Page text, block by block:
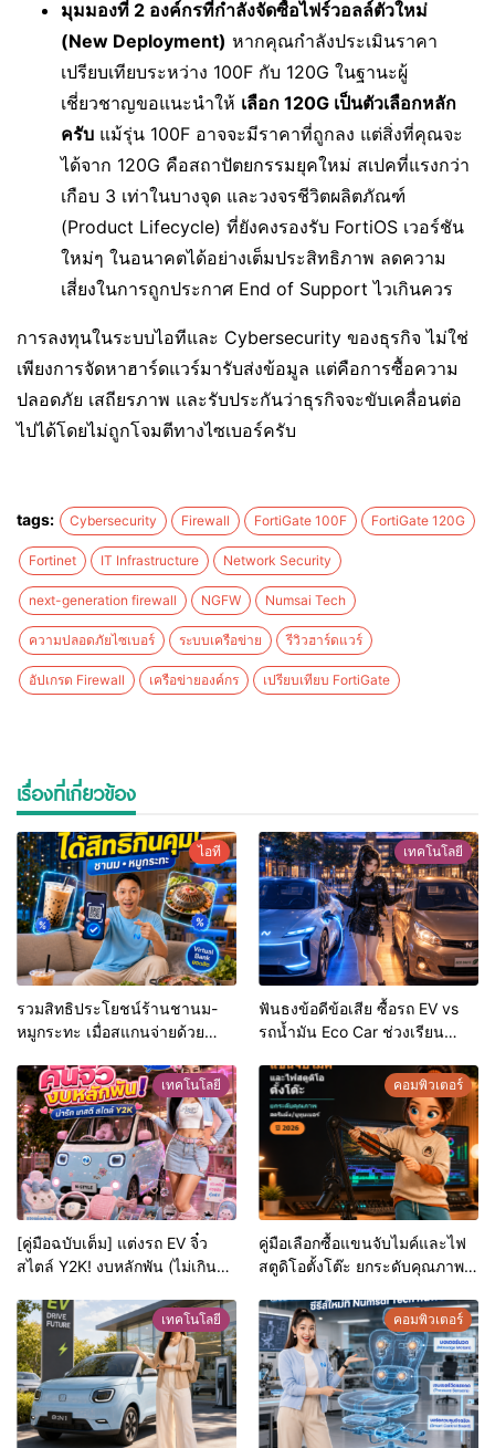
มุมมองที่ 2 องค์กรที่กำลังจัดซื้อไฟร์วอลล์ตัวใหม่
(New Deployment) หากคุณกำลังประเมินราคา
เปรียบเทียบระหว่าง 100F กับ 120G ในฐานะผู้
เชี่ยวชาญขอแนะนำให้ เลือก 120G เป็นตัวเลือกหลัก
ครับ แม้รุ่น 100F อาจจะมีราคาที่ถูกลง แต่สิ่งที่คุณจะ
ได้จาก 120G คือสถาปัตยกรรมยุคใหม่ สเปคที่แรงกว่า
เกือบ 3 เท่าในบางจุด และวงจรชีวิตผลิตภัณฑ์
(Product Lifecycle) ที่ยังคงรองรับ FortiOS เวอร์ชัน
ใหม่ๆ ในอนาคตได้อย่างเต็มประสิทธิภาพ ลดความ
เสี่ยงในการถูกประกาศ End of Support ไวเกินควร
การลงทุนในระบบไอทีและ Cybersecurity ของธุรกิจ ไม่ใช่
เพียงการจัดหาฮาร์ดแวร์มารับส่งข้อมูล แต่คือการซื้อความ
ปลอดภัย เสถียรภาพ และรับประกันว่าธุรกิจจะขับเคลื่อนต่อ
ไปได้โดยไม่ถูกโจมตีทางไซเบอร์ครับ
tags: Cybersecurity Firewall FortiGate 100F FortiGate 120G
Fortinet IT Infrastructure Network Security
next-generation firewall NGFW Numsai Tech
ความปลอดภัยไซเบอร์ ระบบเครือข่าย รีวิวฮาร์ดแวร์
อัปเกรด Firewall เครือข่ายองค์กร เปรียบเทียบ FortiGate
เรื่องที่เกี่ยวข้อง
ไอที
รวมสิทธิประโยชน์ร้านชานม-
หมูกระทะ เมื่อสแกนจ่ายด้วย
ล่าสุด)
เทคโนโลยี
ฟันธงข้อดีข้อเสีย ซื้อรถ EV vs
รถน้ำมัน Eco Car ช่วงเรียน
เทคโนโลยี
[คู่มือฉบับเต็ม] แต่งรถ EV จิ๋ว
สไตล์ Y2K! งบหลักพัน (ไม่เกิน
คอมพิวเตอร์
คู่มือเลือกซื้อแขนจับไมค์และไฟ
สตูดิโอตั้งโต๊ะ ยกระดับคุณภาพ
เทคโนโลยี คอมพิวเตอร์